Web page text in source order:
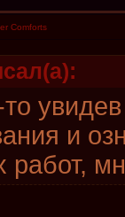
Comforts
и
работ,